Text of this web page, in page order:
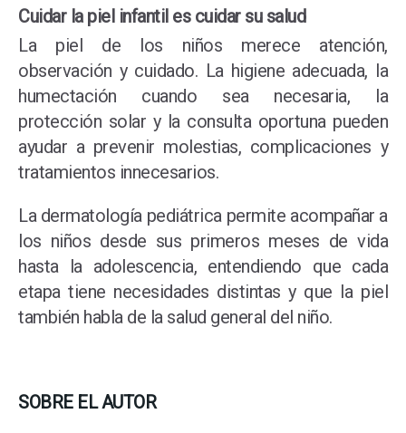
Cuidar la piel infantil es cuidar su salud
La piel de los niños merece atención,
observación y cuidado. La higiene adecuada, la
humectación cuando sea necesaria, la
protección solar y la consulta oportuna pueden
ayudar a prevenir molestias, complicaciones y
tratamientos innecesarios.
La dermatología pediátrica permite acompañar a
los niños desde sus primeros meses de vida
hasta la adolescencia, entendiendo que cada
etapa tiene necesidades distintas y que la piel
también habla de la salud general del niño.
SOBRE EL AUTOR